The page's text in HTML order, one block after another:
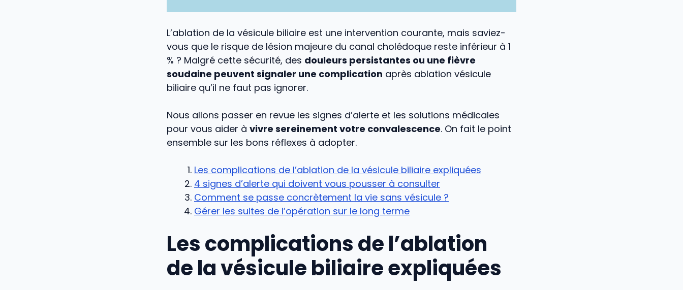
L’ablation de la vésicule biliaire est une intervention courante, mais saviez-
vous que le risque de lésion majeure du canal cholédoque reste inférieur à 1
% ? Malgré cette sécurité, des douleurs persistantes ou une fièvre
soudaine peuvent signaler une complication après ablation vésicule
biliaire qu’il ne faut pas ignorer.
Nous allons passer en revue les signes d’alerte et les solutions médicales
pour vous aider à vivre sereinement votre convalescence. On fait le point
ensemble sur les bons réflexes à adopter.
Les complications de l’ablation de la vésicule biliaire expliquées
4 signes d’alerte qui doivent vous pousser à consulter
Comment se passe concrètement la vie sans vésicule ?
Gérer les suites de l’opération sur le long terme
Les complications de l’ablation
de la vésicule biliaire expliquées